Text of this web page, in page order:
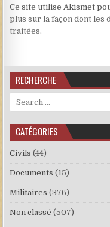
Ce site utilise Akismet
plus sur la façon dont les
traitées.
RECHERCHE
Search for:
CATÉGORIES
Civils (44)
Documents (15)
Militaires (376)
Non classé (507)